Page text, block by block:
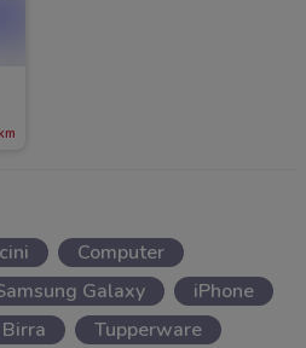
Computer
Galaxy
iPhone
Birra Tupperware